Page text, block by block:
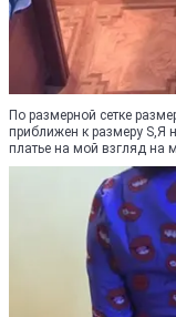
По размерной сетке
приближен к размеру S,Я
платье на мой взгляд на